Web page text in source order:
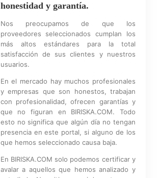
honestidad y garantía.
Nos preocupamos de que los
proveedores seleccionados cumplan los
más altos estándares para la total
satisfacción de sus clientes y nuestros
usuarios.
En el mercado hay muchos profesionales
y empresas que son honestos, trabajan
con profesionalidad, ofrecen garantías y
que no figuran en BIRISKA.COM. Todo
esto no significa que algún día no tengan
presencia en este portal, si alguno de los
que hemos seleccionado causa baja.
En BIRISKA.COM solo podemos certificar y
avalar a aquellos que hemos analizado y